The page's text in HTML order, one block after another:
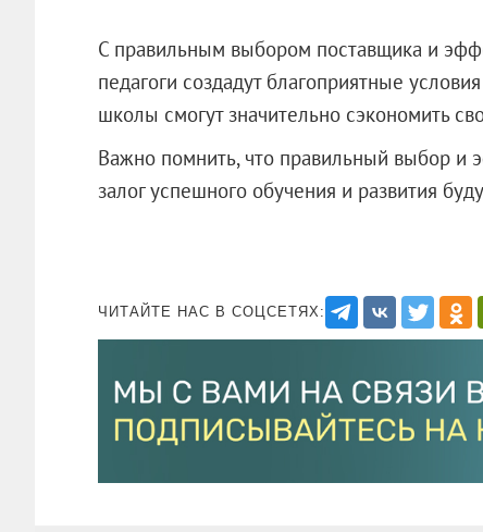
С правильным выбором поставщика и
педагоги создадут благоприятные
школы смогут значительно сэкономить
Важно помнить, что правильный выбор и
залог успешного обучения и развития
ЧИТАЙТЕ НАС В СОЦСЕТЯХ: